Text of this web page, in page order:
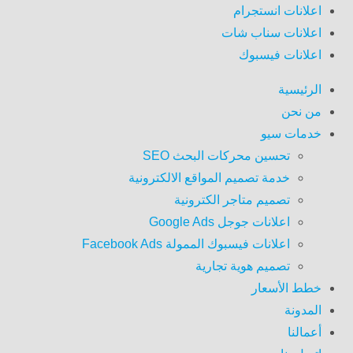
اعلانات انستجرام
اعلانات سناب شات
اعلانات فيسبوك
الرئيسية
من نحن
خدمات سيو
تحسين محركات البحث SEO
خدمة تصميم المواقع الالكترونية
تصميم متاجر الكترونية
اعلانات جوجل Google Ads
اعلانات فيسبوك الممولة Facebook Ads
تصميم هوية تجارية
خطط الأسعار
المدونة
أعمالنا